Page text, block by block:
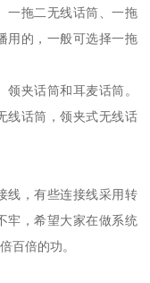
一拖二无线话筒、一拖
用的，一般可选择一拖
夹话筒和耳麦话筒。
线话筒，领夹式无线话
线，有些连接线采用转
牢，希望大家在做系统
百倍的功。